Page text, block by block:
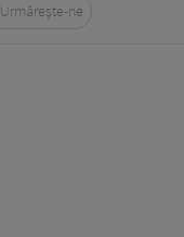
Urmărește-ne